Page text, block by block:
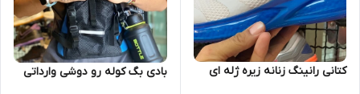
کتانی رانینگ زنانه زیره ژله ای بادی بگ کوله رو دوشی وارداتی